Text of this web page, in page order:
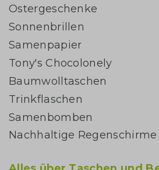
Ostergeschenke
Sonnenbrillen
Samenpapier
Tony's Chocolonely
Baumwolltaschen
Trinkflaschen
Samenbomben
Nachhaltige Regenschirme